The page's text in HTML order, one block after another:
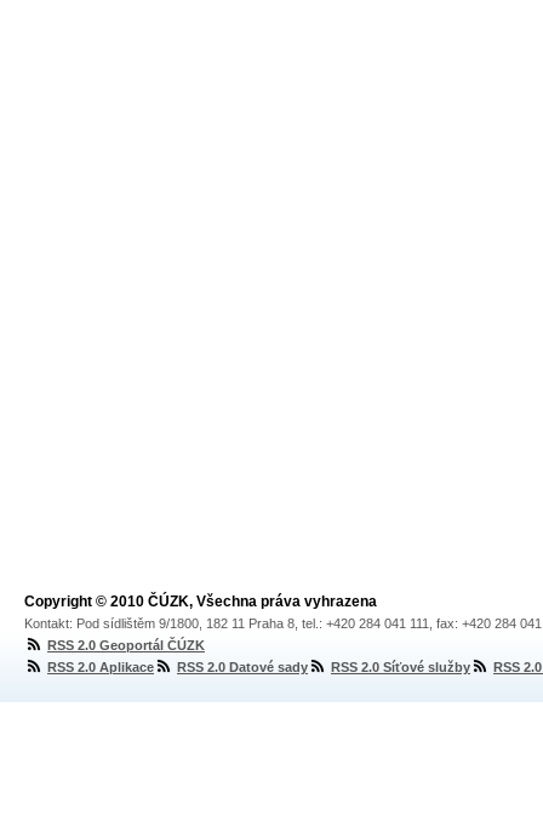
Copyright © 2010 ČÚZK, Všechna práva vyhrazena
Kontakt: Pod sídlištěm 9/1800, 182 11 Praha 8, tel.: +420 284 041 111, fax: +420 284
RSS 2.0 Geoportál ČÚZK
RSS 2.0 Aplikace
RSS 2.0 Datové sady RSS 2.0 Síťové služby RSS